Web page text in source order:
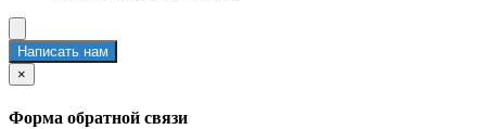
Написать нам
×
Форма обратной связи